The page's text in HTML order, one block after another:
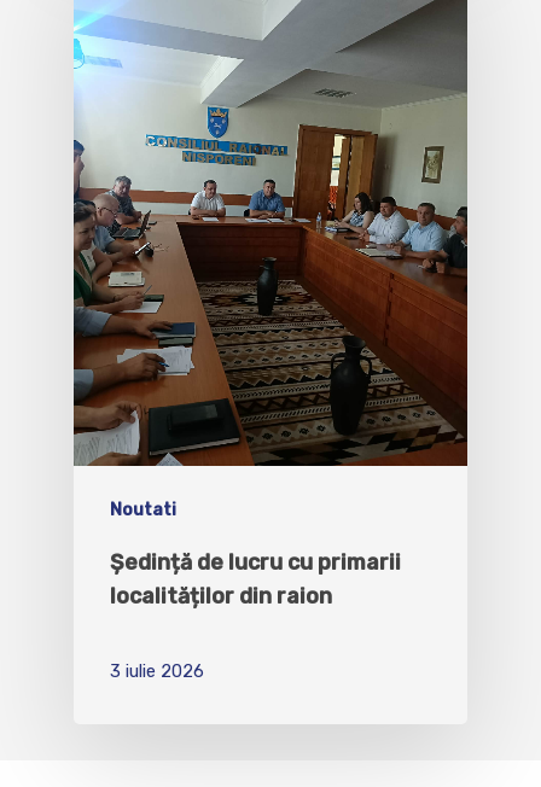
Noutati
Ședință de lucru cu primarii
localităților din raion
3 iulie 2026